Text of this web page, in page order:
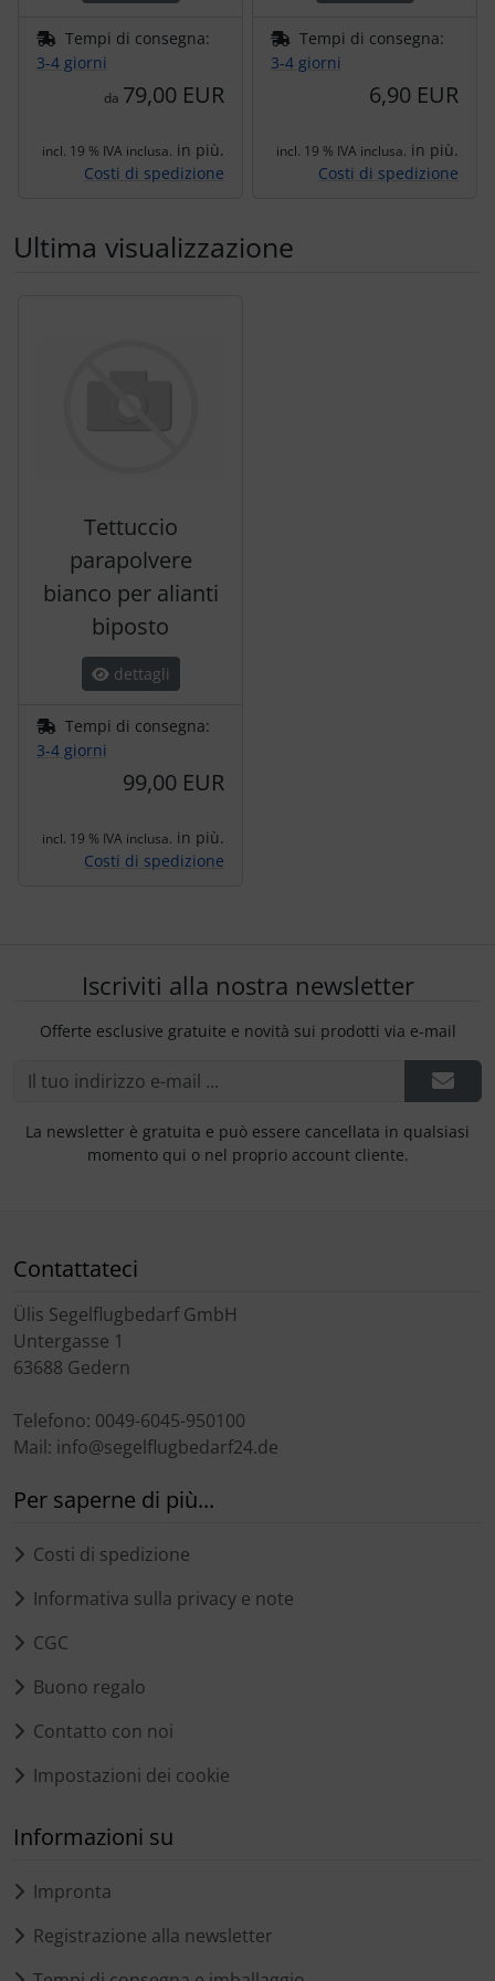
Tempi di consegna:
3-4 giorni
da 79,00 EUR
incl. 19 % IVA inclusa. in più.
Costi di spedizione
Tempi di consegna:
3-4 giorni
6,90 EUR
incl. 19 % IVA inclusa. in più.
Costi di spedizione
Ultima visualizzazione
Tettuccio
parapolvere
bianco per alianti
biposto
dettagli
Tempi di consegna:
3-4 giorni
99,00 EUR
incl. 19 % IVA inclusa. in più.
Costi di spedizione
Iscriviti alla nostra newsletter
Offerte esclusive gratuite e novità sui prodotti via e-mail
La newsletter è gratuita e può essere cancellata in qualsiasi
momento qui o nel proprio account cliente.
Contattateci
Ülis Segelflugbedarf GmbH
Untergasse 1
63688 Gedern
Telefono: 0049-6045-950100
Mail: info@segelflugbedarf24.de
Per saperne di più...
Costi di spedizione
Informativa sulla privacy e note
CGC
Buono regalo
Contatto con noi
Impostazioni dei cookie
Informazioni su
Impronta
Registrazione alla newsletter